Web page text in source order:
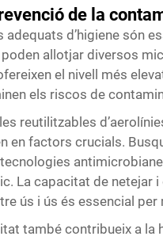
de la
adequats d’higiene són
poden allotjar diversos
el nivell més
els riscos de
reutilitzables
en factors crucials.
La capacitat de
ús i ús és essencial
també contribueix a la